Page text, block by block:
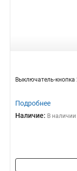
Выключатель-кнопка
Подробнее
Наличие: В наличии